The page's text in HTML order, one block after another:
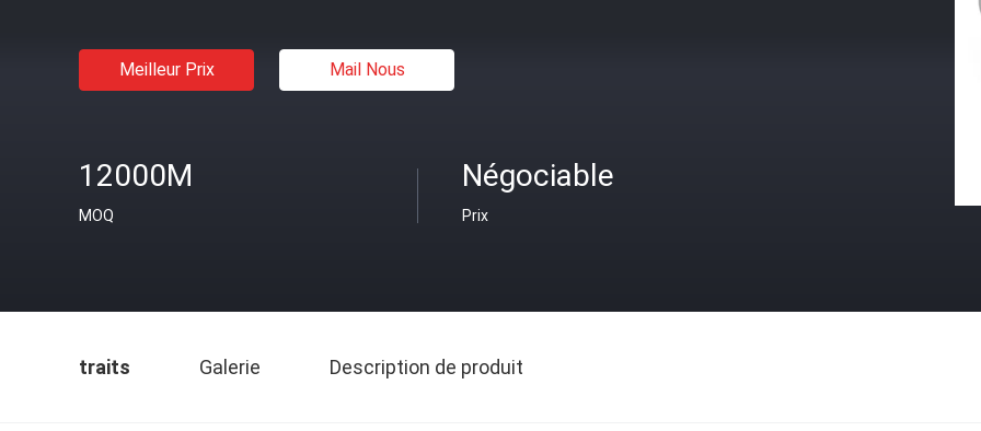
Meilleur Prix Mail Nous
12000M
MOQ
Négociable
Prix
traits Galerie Description de produit